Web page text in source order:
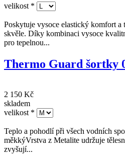
HYBRID TERMO TOP
Scubapro
skladem
velikost*
Poskytuje vysoce elastický komfort a
skvěle. Díky kombinaci vysoce
pro tepelnou...
Thermo Guard šortky